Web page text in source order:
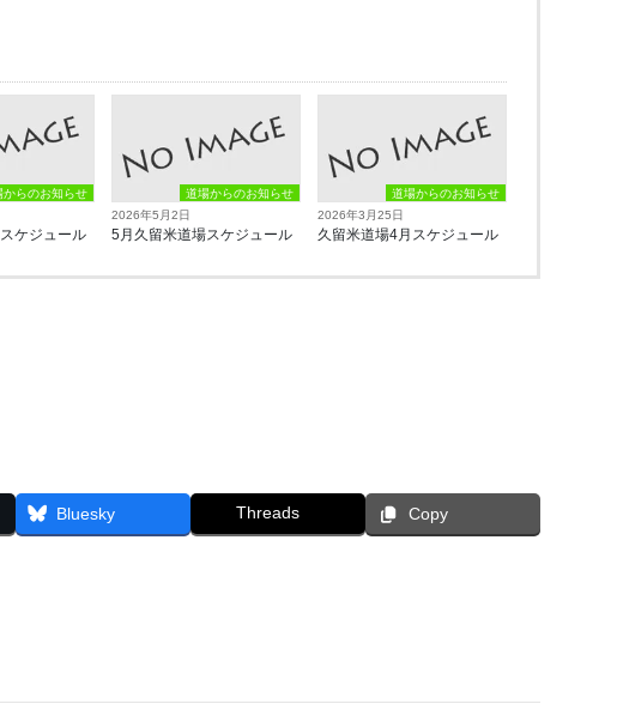
からのお知らせ
ケジュール
道場からのお知らせ
2026年5月2日
5月久留米道場スケジュール
道場からのお知らせ
2026年3月25日
久留米道場4月スケジュール
Bluesky Threads Copy